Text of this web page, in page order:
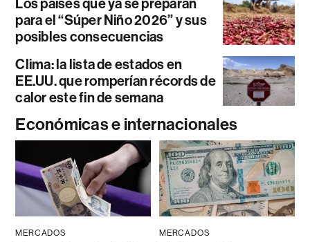
para el “Súper Niño 2026” y sus
posibles consecuencias
Clima: la lista de estados en
EE.UU. que romperían récords de
calor este fin de semana
Económicas e internacionales
MERCADOS MERCADOS